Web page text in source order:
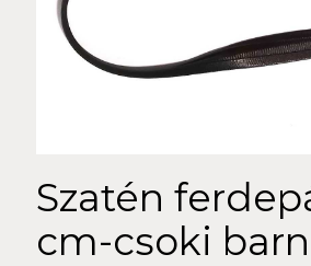
Szatén
cm-csoki